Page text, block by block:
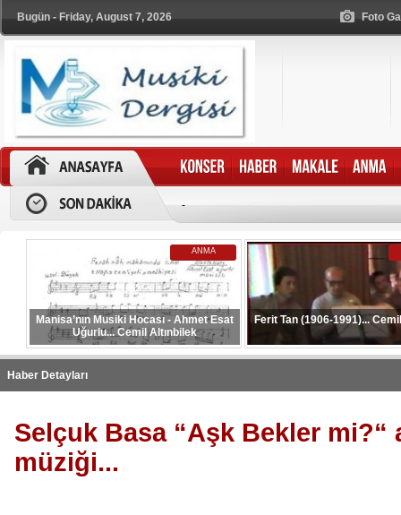
Bugün - Friday, August 7, 2026 Foto
-
ANMA
Manisa’nın Musiki Hocası - Ahmet Esat
Uğurlu... Cemil Altınbilek
Ferit Tan (1906-1991)...
Haber Detayları
Selçuk Basa “Aşk Bekler mi?“
müziği...